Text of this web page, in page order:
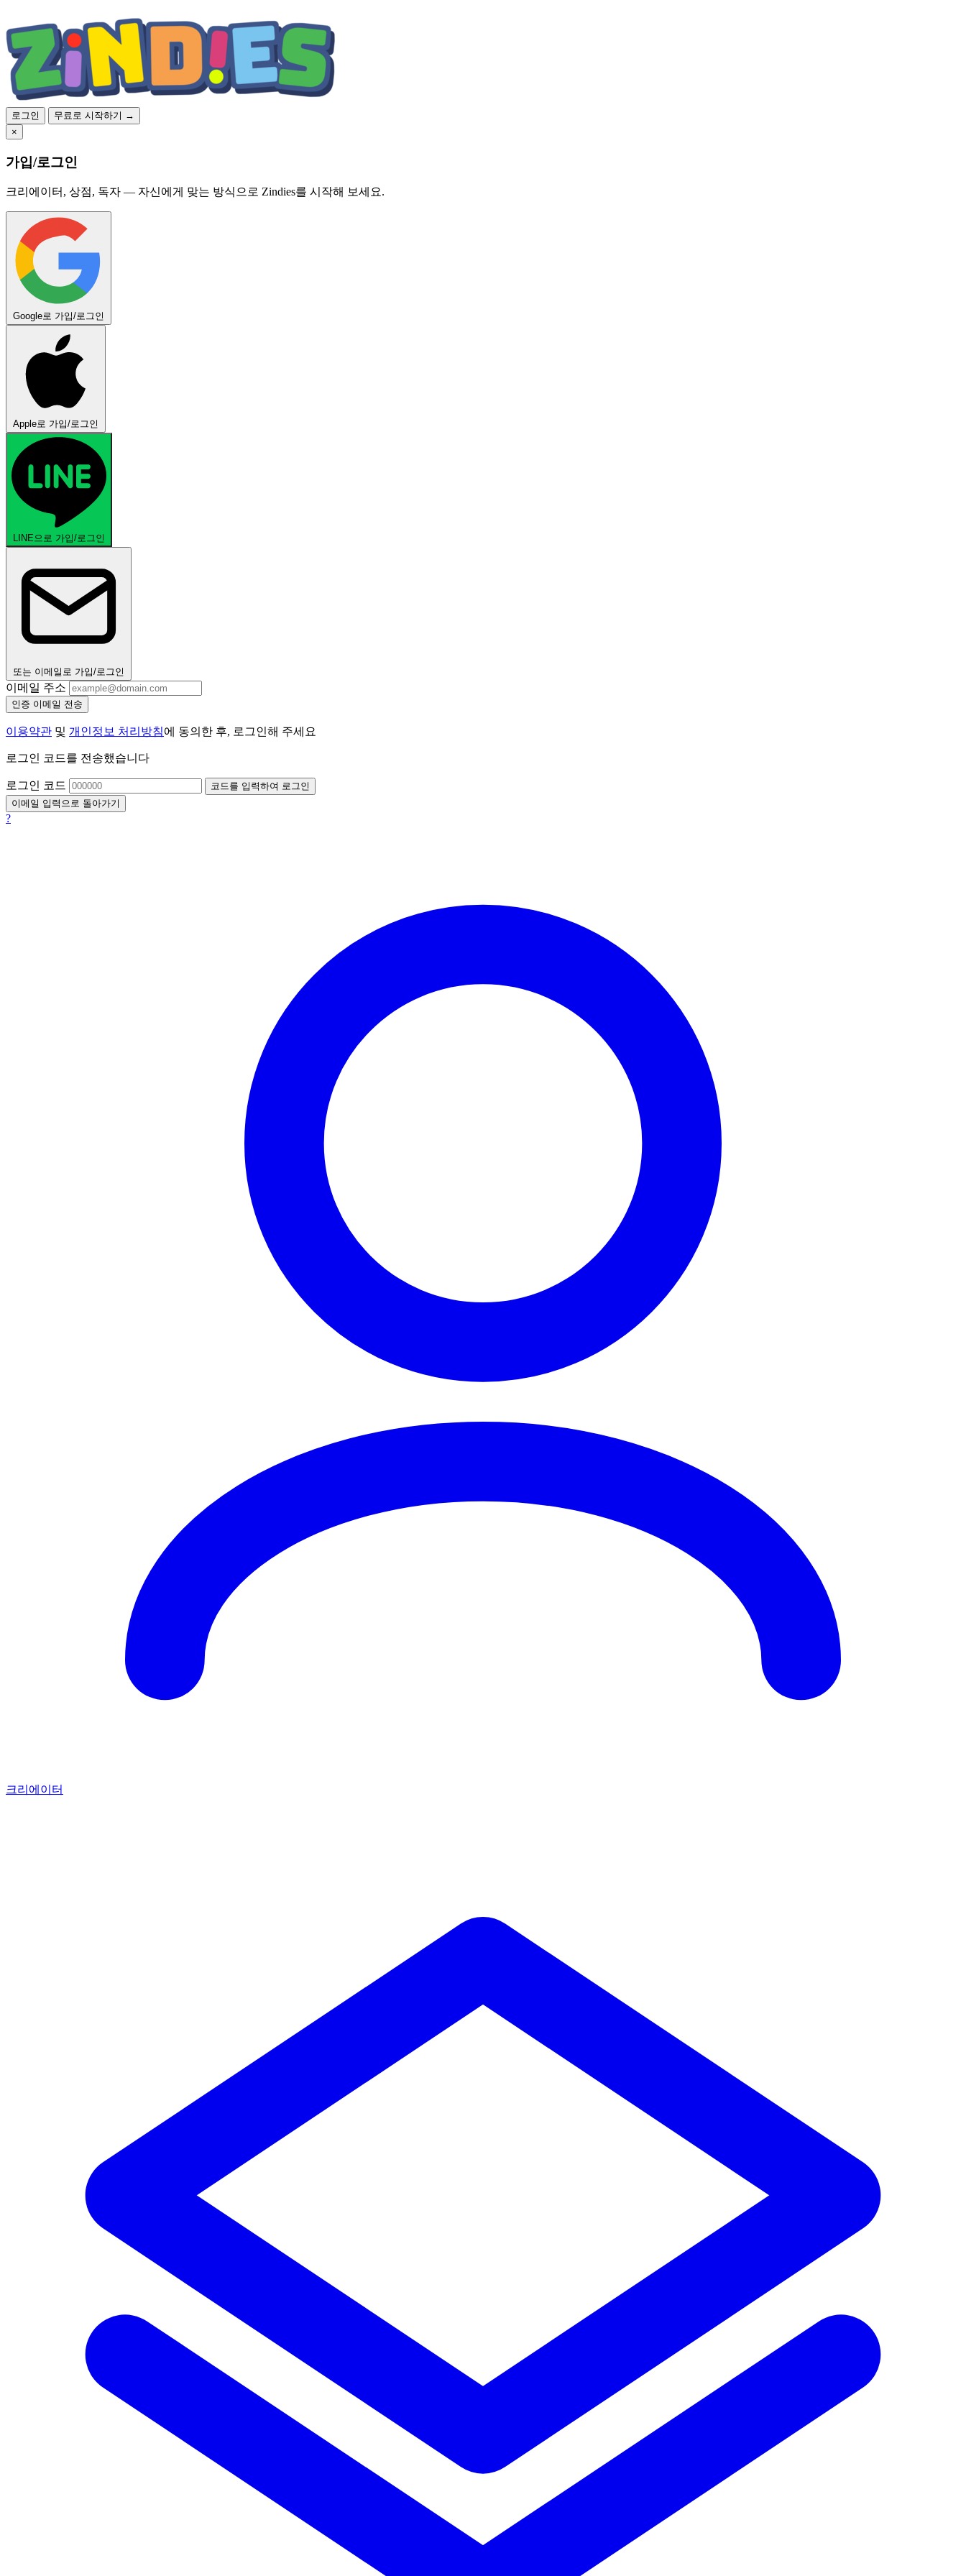
로그인
무료로 시작하기 →
×
가입/로그인
크리에이터, 상점, 독자 — 자신에게 맞는 방식으로 Zindies를 시작해 보세요.
Google로 가입/로그인
Apple로 가입/로그인
LINE으로 가입/로그인
또는 이메일로 가입/로그인
이메일 주소
인증 이메일 전송
이용약관 및 개인정보 처리방침에 동의한 후, 로그인해 주세요
로그인 코드를 전송했습니다
로그인 코드
코드를 입력하여 로그인
이메일 입력으로 돌아가기
?
크리에이터